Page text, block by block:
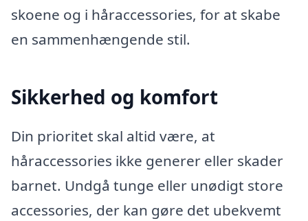
skoene og i håraccessories, for at skabe
en sammenhængende stil.
Sikkerhed og komfort
Din prioritet skal altid være, at
håraccessories ikke generer eller skader
barnet. Undgå tunge eller unødigt store
accessories, der kan gøre det ubekvemt